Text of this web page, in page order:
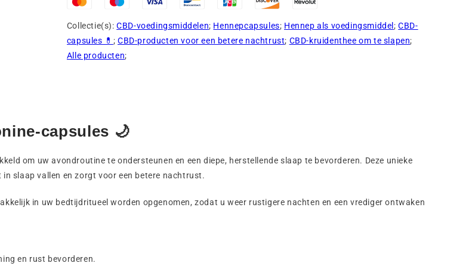
Collectie(s):CBD-voedingsmiddelen; Hennepcapsules; Hennep als voedingsmiddel;CBD-
capsules 💊 ; CBD-producten voor een betere nachtrust; CBD-kruidenthee om te slapen;
Alle producten;
capsules 🌙
om uw avondroutine te ondersteunen en een diepe, herstellende slaap te bevorderen. Deze unieke
slaap vallen en zorgt voor een betere nachtrust.
in uw bedtijdritueel worden opgenomen, zodat u weer rustigere nachten en een vrediger ontwaken
en rust bevorderen.